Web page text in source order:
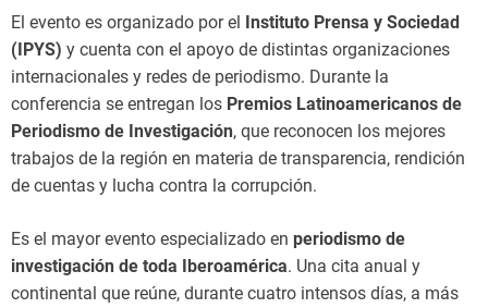
El evento es organizado por el Instituto Prensa y Sociedad
(IPYS) y cuenta con el apoyo de distintas organizaciones
internacionales y redes de periodismo. Durante la
conferencia se entregan los Premios Latinoamericanos de
Periodismo de Investigación, que reconocen los mejores
trabajos de la región en materia de transparencia, rendición
de cuentas y lucha contra la corrupción.
Es el mayor evento especializado en periodismo de
investigación de toda Iberoamérica. Una cita anual y
continental que reúne, durante cuatro intensos días, a más